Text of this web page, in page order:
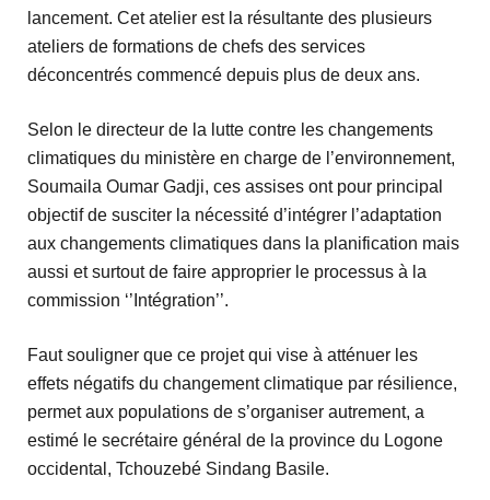
lancement. Cet atelier est la résultante des plusieurs
ateliers de formations de chefs des services
déconcentrés commencé depuis plus de deux ans.
Selon le directeur de la lutte contre les changements
climatiques du ministère en charge de l’environnement,
Soumaila Oumar Gadji, ces assises ont pour principal
objectif de susciter la nécessité d’intégrer l’adaptation
aux changements climatiques dans la planification mais
aussi et surtout de faire approprier le processus à la
commission ‘’Intégration’’.
Faut souligner que ce projet qui vise à atténuer les
effets négatifs du changement climatique par résilience,
permet aux populations de s’organiser autrement, a
estimé le secrétaire général de la province du Logone
occidental, Tchouzebé Sindang Basile.